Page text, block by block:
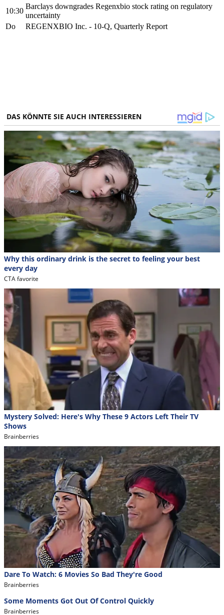
10:30
Barclays downgrades Regenxbio stock rating on regulatory
uncertainty
Do
REGENXBIO Inc. - 10-Q, Quarterly Report